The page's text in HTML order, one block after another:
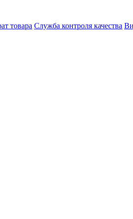
товара Служба контроля качества